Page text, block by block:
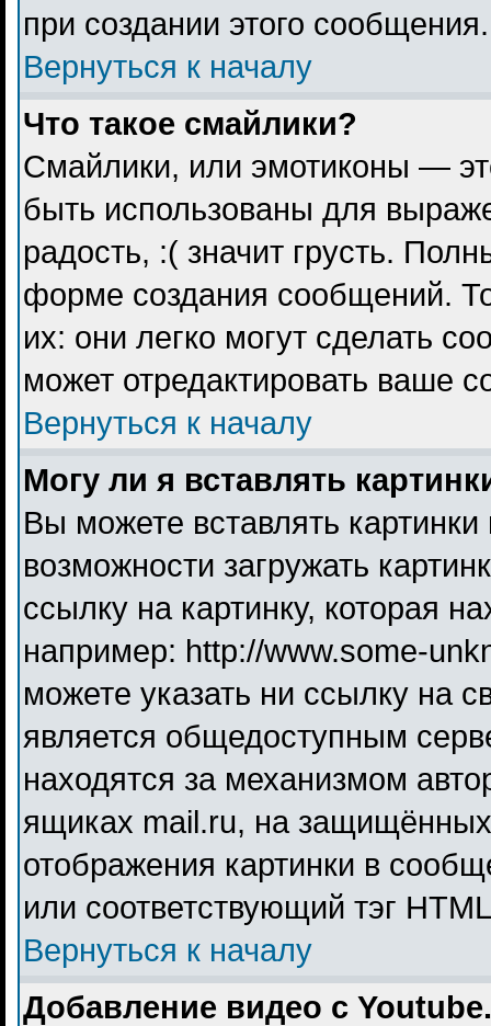
при создании этого сообщения.
Вернуться к началу
Что такое смайлики?
Смайлики, или эмотиконы —
быть использованы для
радость, :( значит грусть.
форме создания сообщений.
их: они легко могут сделать
может отредактировать ваше
Вернуться к началу
Могу ли я вставлять
Вы можете вставлять
возможности загружать
ссылку на картинку, которая
например: http://www.some-
можете указать ни ссылку на
является общедоступным
находятся за механизмом
ящиках mail.ru, на
отображения картинки в
или соответствующий тэг
Вернуться к началу
Добавление видео с